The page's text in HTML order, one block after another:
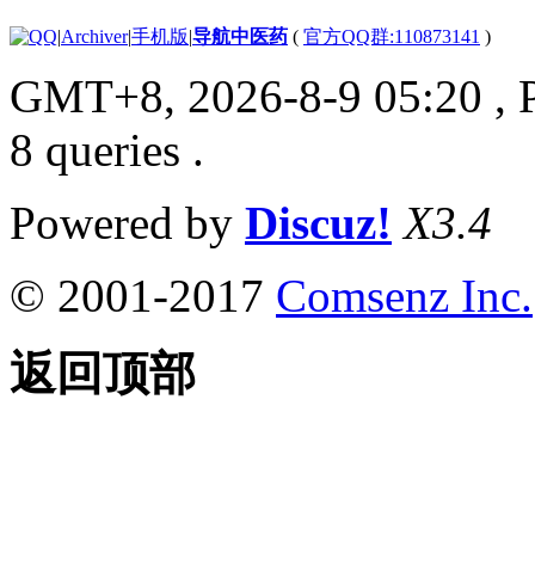
|Archiver|手机版|导航中医药 ( 官方QQ群:110873141 )
GMT+8, 2026-8-9 05:20 ,
8 queries .
Powered by Discuz! X3.4
© 2001-2017 Comsenz Inc.
返回顶部